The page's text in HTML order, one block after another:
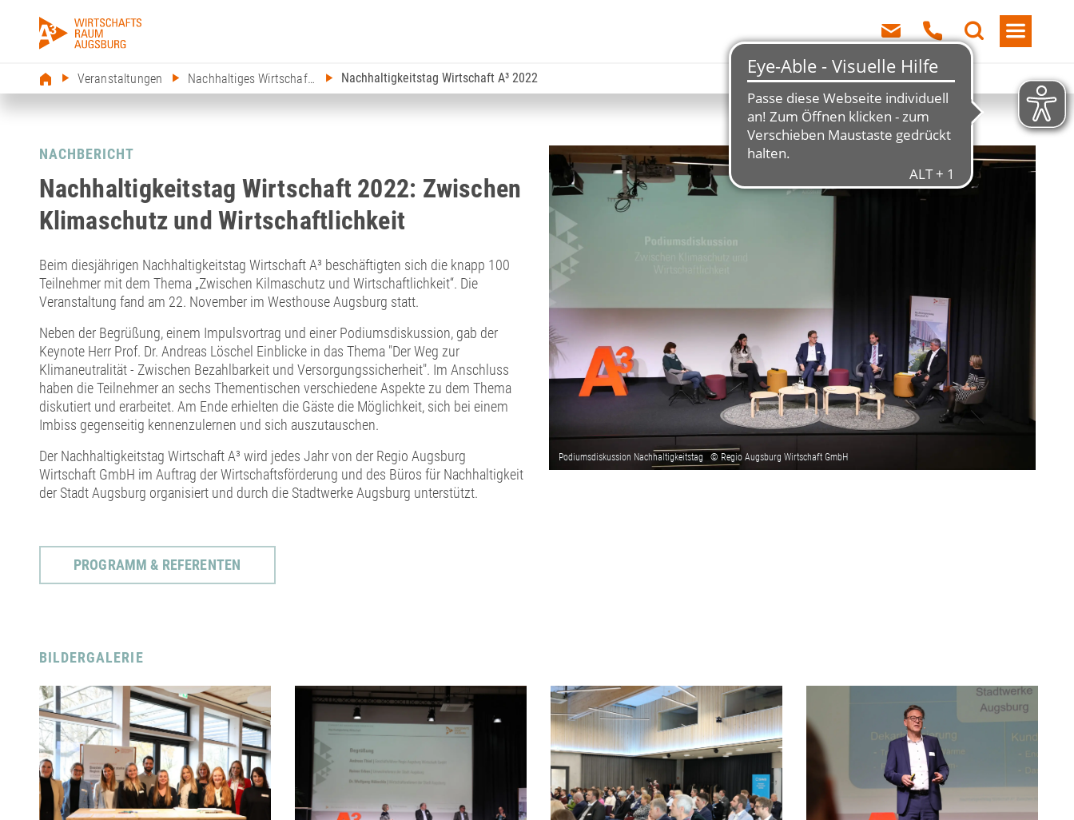
Veranstaltungen Nachhaltiges Wirtschaften Nachhaltigkeitstag Wirtschaft A³ 2022
NACHBERICHT
Nachhaltigkeitstag Wirtschaft 2022: Zwischen
Klimaschutz und Wirtschaftlichkeit
Beim diesjährigen Nachhaltigkeitstag Wirtschaft A³ beschäftigten sich die knapp 100
Teilnehmer mit dem Thema „Zwischen Kilmaschutz und Wirtschaftlichkeit“. Die
Veranstaltung fand am 22. November im Westhouse Augsburg statt.
Neben der Begrüßung, einem Impulsvortrag und einer Podiumsdiskussion, gab der
Keynote Herr Prof. Dr. Andreas Löschel Einblicke in das Thema "Der Weg zur
Klimaneutralität - Zwischen Bezahlbarkeit und Versorgungssicherheit". Im Anschluss
haben die Teilnehmer an sechs Thementischen verschiedene Aspekte zu dem Thema
diskutiert und erarbeitet. Am Ende erhielten die Gäste die Möglichkeit, sich bei einem
Imbiss gegenseitig kennenzulernen und sich auszutauschen.
Der Nachhaltigkeitstag Wirtschaft A³ wird jedes Jahr von der Regio Augsburg
Wirtschaft GmbH im Auftrag der Wirtschaftsförderung und des Büros für Nachhaltigkeit
der Stadt Augsburg organisiert und durch die Stadtwerke Augsburg unterstützt.
PROGRAMM & REFERENTEN
BILDERGALERIE